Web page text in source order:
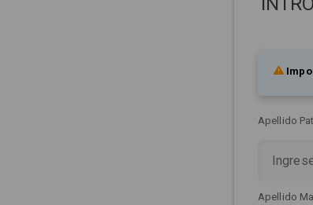
Apellido
Apellido